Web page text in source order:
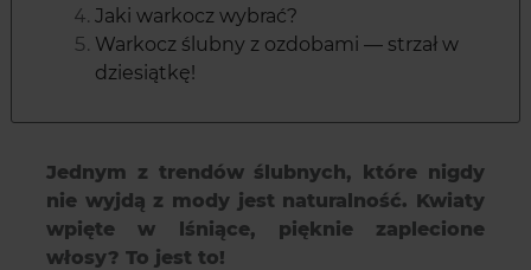
Jaki warkocz wybrać?
Warkocz ślubny z ozdobami — strzał w
dziesiątkę!
Jednym z trendów ślubnych, które nigdy
nie wyjdą z mody jest naturalność. Kwiaty
wpięte w lśniące, pięknie zaplecione
włosy? To jest to!